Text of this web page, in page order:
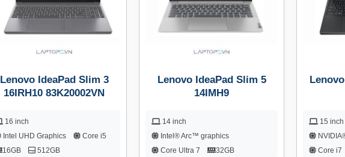
Lenovo IdeaPad Slim 3
16IRH10 83K20002VN
16 inch
Intel UHD Graphics
Core i5
16GB
512GB
Lenovo IdeaPad Slim 5
14IMH9
14 inch
Intel® Arc™ graphics
Core Ultra 7
32GB
15 inch
Core i7